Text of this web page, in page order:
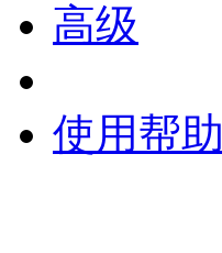
高级
使用帮助